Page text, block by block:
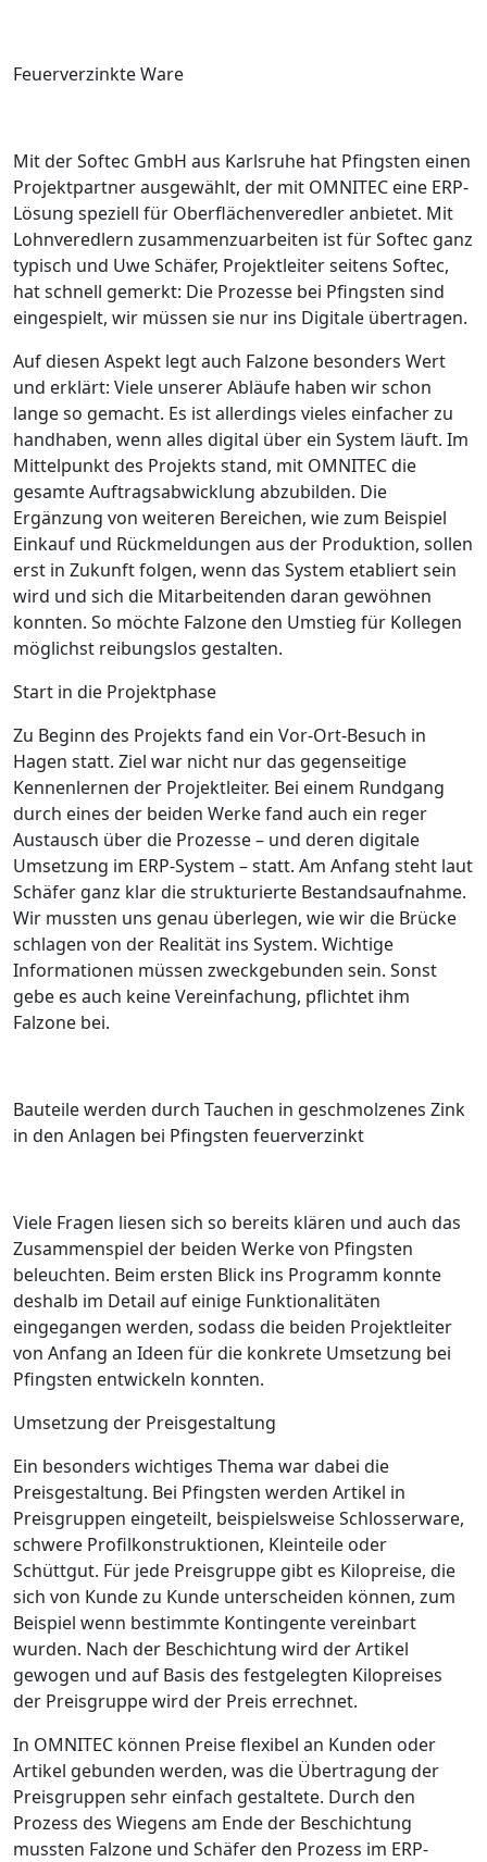
Feuerverzinkte Ware
Mit der Softec GmbH aus Karlsruhe hat Pfingsten einen
Projektpartner ausgewählt, der mit OMNITEC eine ERP-
Lösung speziell für Oberflächenveredler anbietet. Mit
Lohnveredlern zusammenzuarbeiten ist für Softec ganz
typisch und Uwe Schäfer, Projektleiter seitens Softec,
hat schnell gemerkt: Die Prozesse bei Pfingsten sind
eingespielt, wir müssen sie nur ins Digitale übertragen.
Auf diesen Aspekt legt auch Falzone besonders Wert
und erklärt: Viele unserer Abläufe haben wir schon
lange so gemacht. Es ist allerdings vieles einfacher zu
handhaben, wenn alles digital über ein System läuft. Im
Mittelpunkt des Projekts stand, mit OMNITEC die
gesamte Auftragsabwicklung abzubilden. Die
Ergänzung von weiteren Bereichen, wie zum Beispiel
Einkauf und Rückmeldungen aus der Produktion, sollen
erst in Zukunft folgen, wenn das System etabliert sein
wird und sich die Mitarbeitenden daran gewöhnen
konnten. So möchte Falzone den Umstieg für Kollegen
möglichst reibungslos gestalten.
Start in die Projektphase
Zu Beginn des Projekts fand ein Vor-Ort-Besuch in
Hagen statt. Ziel war nicht nur das gegenseitige
Kennenlernen der Projektleiter. Bei einem Rundgang
durch eines der beiden Werke fand auch ein reger
Austausch über die Prozesse – und deren digitale
Umsetzung im ERP-System – statt. Am Anfang steht laut
Schäfer ganz klar die strukturierte Bestandsaufnahme.
Wir mussten uns genau überlegen, wie wir die Brücke
schlagen von der Realität ins System. Wichtige
Informationen müssen zweckgebunden sein. Sonst
gebe es auch keine Vereinfachung, pflichtet ihm
Falzone bei.
Bauteile werden durch Tauchen in geschmolzenes Zink
in den Anlagen bei Pfingsten feuerverzinkt
Viele Fragen liesen sich so bereits klären und auch das
Zusammenspiel der beiden Werke von Pfingsten
beleuchten. Beim ersten Blick ins Programm konnte
deshalb im Detail auf einige Funktionalitäten
eingegangen werden, sodass die beiden Projektleiter
von Anfang an Ideen für die konkrete Umsetzung bei
Pfingsten entwickeln konnten.
Umsetzung der Preisgestaltung
Ein besonders wichtiges Thema war dabei die
Preisgestaltung. Bei Pfingsten werden Artikel in
Preisgruppen eingeteilt, beispielsweise Schlosserware,
schwere Profilkonstruk­tionen, Kleinteile oder
Schüttgut. Für jede Preisgruppe gibt es Kilopreise, die
sich von Kunde zu Kunde unterscheiden können, zum
Beispiel wenn bestimmte Kontingente vereinbart
wurden. Nach der Beschichtung wird der Artikel
gewogen und auf Basis des festgelegten Kilopreises
der Preisgruppe wird der Preis errechnet.
In OMNITEC können Preise flexibel an Kunden oder
Artikel gebunden werden, was die Übertragung der
Preisgruppen sehr einfach gestaltete. Durch den
Prozess des Wiegens am Ende der Beschichtung
mussten Falzone und Schäfer den Prozess im ERP-